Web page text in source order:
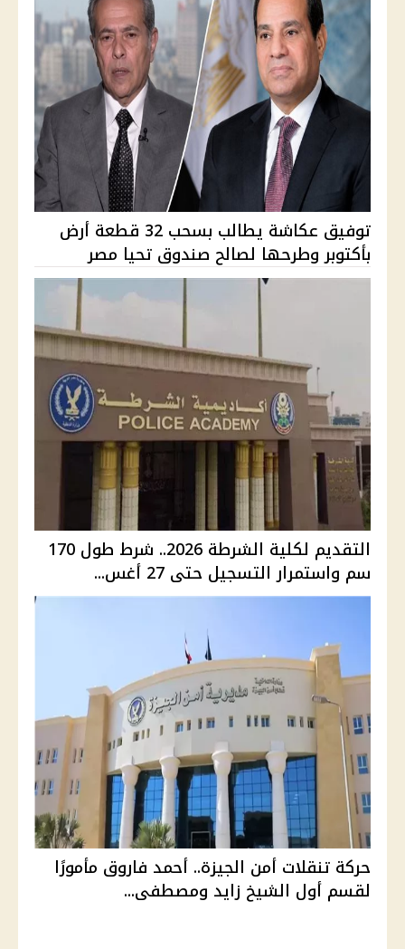
توفيق عكاشة يطالب بسحب 32 قطعة أرض
بأكتوبر وطرحها لصالح صندوق تحيا مصر
التقديم لكلية الشرطة 2026.. شرط طول 170
سم واستمرار التسجيل حتى 27 أغس...
حركة تنقلات أمن الجيزة.. أحمد فاروق مأمورًا
لقسم أول الشيخ زايد ومصطفى...